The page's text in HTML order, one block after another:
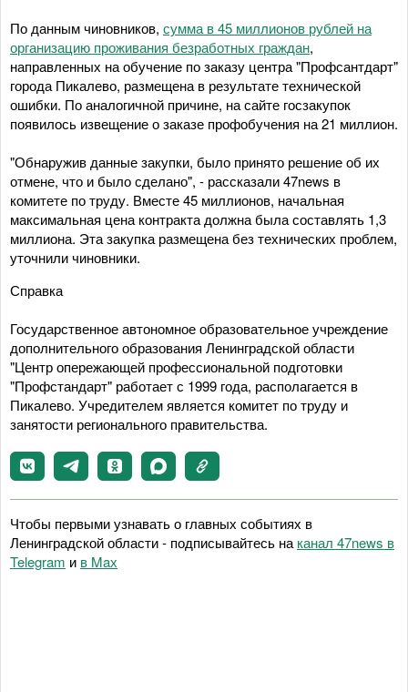
По данным чиновников, сумма в 45 миллионов рублей на
организацию проживания безработных граждан,
направленных на обучение по заказу центра "Профсантдарт"
города Пикалево, размещена в результате технической
ошибки. По аналогичной причине, на сайте госзакупок
появилось извещение о заказе профобучения на 21 миллион.
"Обнаружив данные закупки, было принято решение об их
отмене, что и было сделано", - рассказали 47news в
комитете по труду. Вместе 45 миллионов, начальная
максимальная цена контракта должна была составлять 1,3
миллиона. Эта закупка размещена без технических проблем,
уточнили чиновники.
Справка
Государственное автономное образовательное учреждение
дополнительного образования Ленинградской области
"Центр опережающей профессиональной подготовки
"Профстандарт" работает с 1999 года, располагается в
Пикалево. Учредителем является комитет по труду и
занятости регионального правительства.
Чтобы первыми узнавать о главных событиях в
Ленинградской области - подписывайтесь на канал 47news в
Telegram и в Maх